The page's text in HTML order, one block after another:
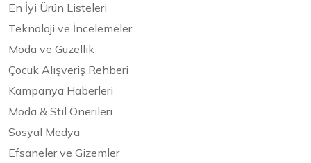
En İyi Ürün Listeleri
Teknoloji ve İncelemeler
Moda ve Güzellik
Çocuk Alışveriş Rehberi
Kampanya Haberleri
Moda & Stil Önerileri
Sosyal Medya
Efsaneler ve Gizemler